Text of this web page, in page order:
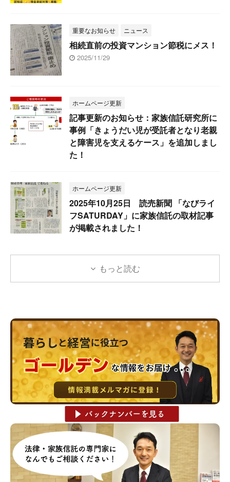
重要なお知らせ ニュース
相続直前の投資マンション節税にメス！
2025/11/29
ホームページ更新
記事更新のお知らせ：家族信託研究所に
事例「きょうだい児が受託者となり老親
と障害児を支えるケース」を追加しまし
た！
ホームページ更新
2025年10月25日 読売新聞 「なびライ
フSATURDAY」に家族信託の取材記事
が掲載されました！
もっと読む